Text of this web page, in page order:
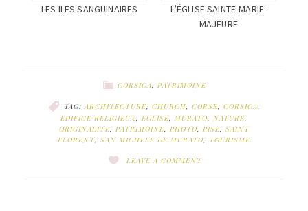
LES ILES SANGUINAIRES
L’ÉGLISE SAINTE-MARIE-
MAJEURE
CORSICA PATRIMOINE
TAG: ARCHITECTURE, CHURCH CORSE, CORSICA
EDIFICE RELIGIEUX EGLISE MURATO NATURE
ORIGINALITE, PATRIMOINE, PHOTO PISE, SAINT
FLORENT SAN MICHELE DE MURATO TOURISME
LEAVE A COMMENT